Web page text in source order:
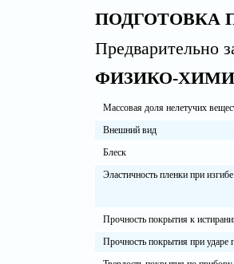
ПОДГОТОВКА
Предварительно
ФИЗИКО-
Массовая доля нелетучих
Внешний вид
Блеск
Эластичность пленки при изгибе
Прочность покрытия к
Прочность покрытия при